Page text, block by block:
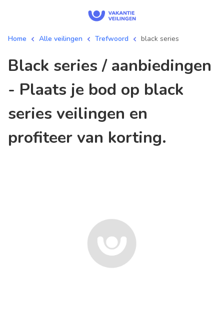
Home Alle veilingen Trefwoord black series
black series / aanbiedingen
- Plaats je bod op black
series veilingen en
profiteer van korting.